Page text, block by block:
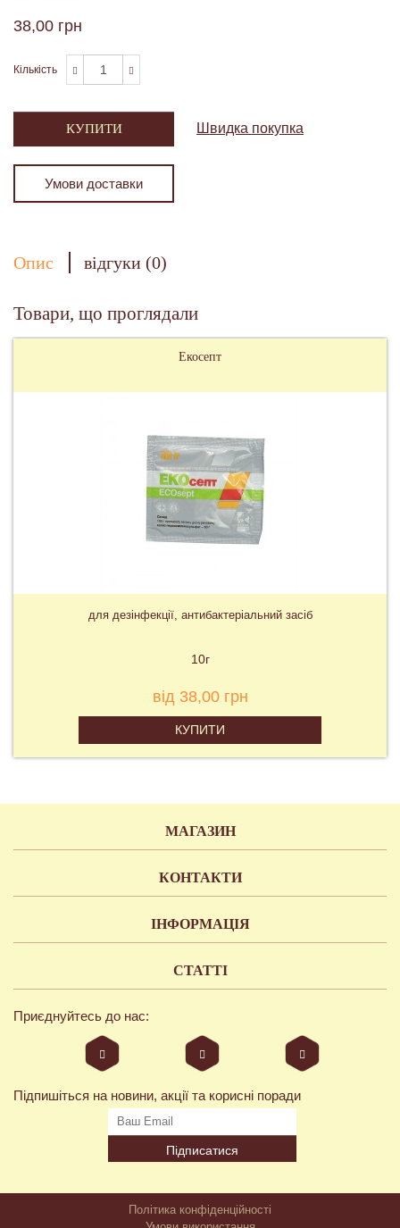
38,00 грн
Кількість
КУПИТИ Швидка покупка
Умови доставки
Опис відгуки (0)
Товари, що проглядали
Екосепт
для дезінфекції, антибактеріальний засіб
10г
від 38,00 грн
КУПИТИ
МАГАЗИН
КОНТАКТИ
ІНФОРМАЦІЯ
СТАТТІ
Приєднуйтесь до нас:
Підпишіться на новини, акції та корисні поради
Підписатися
Політика конфіденційності